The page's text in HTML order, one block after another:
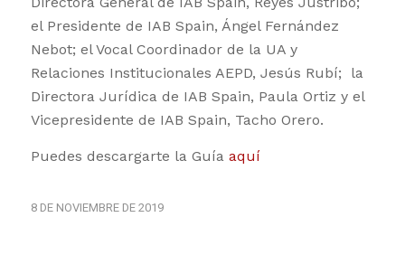
el Presidente de IAB Spain, Ángel Fernández
Nebot; el Vocal Coordinador de la UA y
Relaciones Institucionales AEPD, Jesús Rubí; la
Directora Jurídica de IAB Spain, Paula Ortiz y el
Vicepresidente de IAB Spain, Tacho Orero.
Puedes descargarte la Guía aquí
8 DE NOVIEMBRE DE 2019